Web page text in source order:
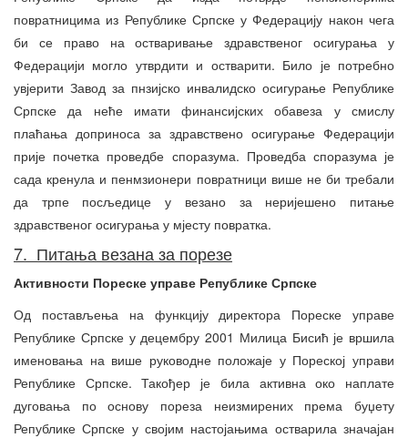
повратницима из Републике Српске у Федерацију након чега
би се право на остваривање здравственог осигурања у
Федерацији могло утврдити и остварити. Било је потребно
увјерити Завод за пнзијско инвалидско осигурање Републике
Српске да неће имати финансијских обавеза у смислу
плаћања доприноса за здравствено осигурање Федерацији
прије почетка проведбе споразума. Проведба споразума је
сада кренула и пенмзионери повратници више не би требали
да трпе посљедице у везано за неријешено питање
здравственог осигурања у мјесту повратка.
7. Питања везана за порезе
Активности Пореске управе Републике Српске
Од постављења на функцију директора Пореске управе
Републике Српске у децембру 2001 Милица Бисић је вршила
именовања на више руководне положаје у Пореској управи
Републике Српске. Такођер је била активна око наплате
дуговања по основу пореза неизмирених према буџету
Републике Српске у својим настојањима остварила значајан